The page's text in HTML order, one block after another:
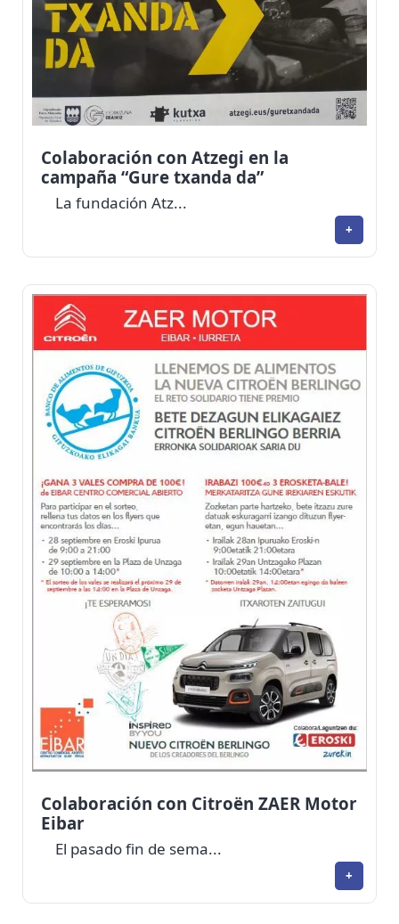
Colaboración con Atzegi en la
campaña “Gure txanda da”
La fundación Atz...
+
Colaboración con Citroën ZAER Motor
Eibar
El pasado fin de sema...
+